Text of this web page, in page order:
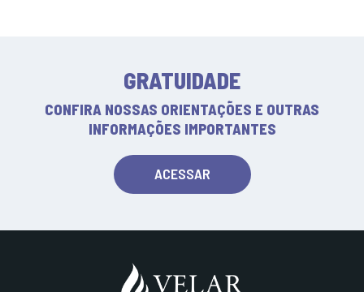
GRATUIDADE
CONFIRA NOSSAS ORIENTAÇÕES E OUTRAS
INFORMAÇÕES IMPORTANTES
ACESSAR